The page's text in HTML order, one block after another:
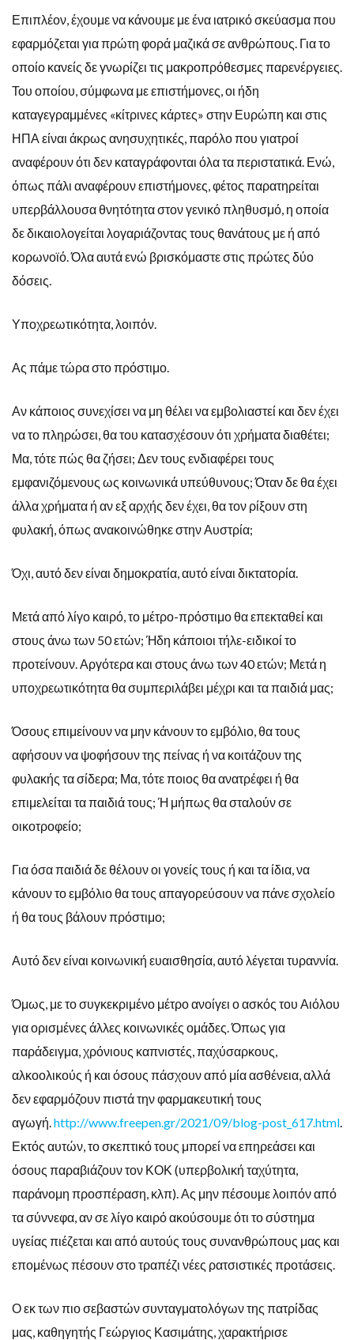
Επιπλέον, έχουμε να κάνουμε με ένα ιατρικό σκεύασμα που
εφαρμόζεται για πρώτη φορά μαζικά σε ανθρώπους. Για το
οποίο κανείς δε γνωρίζει τις μακροπρόθεσμες παρενέργειες.
Του οποίου, σύμφωνα με επιστήμονες, οι ήδη
καταγεγραμμένες «κίτρινες κάρτες» στην Ευρώπη και στις
ΗΠΑ είναι άκρως ανησυχητικές, παρόλο που γιατροί
αναφέρουν ότι δεν καταγράφονται όλα τα περιστατικά. Ενώ,
όπως πάλι αναφέρουν επιστήμονες, φέτος παρατηρείται
υπερβάλλουσα θνητότητα στον γενικό πληθυσμό, η οποία
δε δικαιολογείται λογαριάζοντας τους θανάτους με ή από
κορωνοϊό. Όλα αυτά ενώ βρισκόμαστε στις πρώτες δύο
δόσεις.
Υποχρεωτικότητα, λοιπόν.
Ας πάμε τώρα στο πρόστιμο.
Αν κάποιος συνεχίσει να μη θέλει να εμβολιαστεί και δεν έχει
να το πληρώσει, θα του κατασχέσουν ότι χρήματα διαθέτει;
Μα, τότε πώς θα ζήσει; Δεν τους ενδιαφέρει τους
εμφανιζόμενους ως κοινωνικά υπεύθυνους; Όταν δε θα έχει
άλλα χρήματα ή αν εξ αρχής δεν έχει, θα τον ρίξουν στη
φυλακή, όπως ανακοινώθηκε στην Αυστρία;
Όχι, αυτό δεν είναι δημοκρατία, αυτό είναι δικτατορία.
Μετά από λίγο καιρό, το μέτρο-πρόστιμο θα επεκταθεί και
στους άνω των 50 ετών; Ήδη κάποιοι τήλε-ειδικοί το
προτείνουν. Αργότερα και στους άνω των 40 ετών; Μετά η
υποχρεωτικότητα θα συμπεριλάβει μέχρι και τα παιδιά μας;
Όσους επιμείνουν να μην κάνουν το εμβόλιο, θα τους
αφήσουν να ψοφήσουν της πείνας ή να κοιτάζουν της
φυλακής τα σίδερα; Μα, τότε ποιος θα ανατρέφει ή θα
επιμελείται τα παιδιά τους; Ή μήπως θα σταλούν σε
οικοτροφείο;
Για όσα παιδιά δε θέλουν οι γονείς τους ή και τα ίδια, να
κάνουν το εμβόλιο θα τους απαγορεύσουν να πάνε σχολείο
ή θα τους βάλουν πρόστιμο;
Αυτό δεν είναι κοινωνική ευαισθησία, αυτό λέγεται τυραννία.
Όμως, με το συγκεκριμένο μέτρο ανοίγει ο ασκός του Αιόλου
για ορισμένες άλλες κοινωνικές ομάδες. Όπως για
παράδειγμα, χρόνιους καπνιστές, παχύσαρκους,
αλκοολικούς ή και όσους πάσχουν από μία ασθένεια, αλλά
δεν εφαρμόζουν πιστά την φαρμακευτική τους
αγωγή.http://www.freepen.gr/2021/09/blog-post_617.html.
Εκτός αυτών, το σκεπτικό τους μπορεί να επηρεάσει και
όσους παραβιάζουν τον ΚΟΚ (υπερβολική ταχύτητα,
παράνομη προσπέραση, κλπ). Ας μην πέσουμε λοιπόν από
τα σύννεφα, αν σε λίγο καιρό ακούσουμε ότι το σύστημα
υγείας πιέζεται και από αυτούς τους συνανθρώπους μας και
επομένως πέσουν στο τραπέζι νέες ρατσιστικές προτάσεις.
Ο εκ των πιο σεβαστών συνταγματολόγων της πατρίδας
μας, καθηγητής Γεώργιος Κασιμάτης, χαρακτήρισε